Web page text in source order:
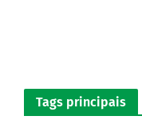
Tags principais